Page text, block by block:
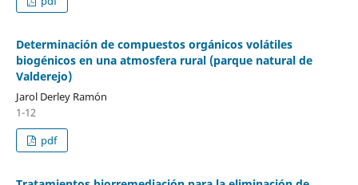
Determinación de compuestos orgánicos volátiles
biogénicos en una atmosfera rural (parque natural de
Valderejo)
Jarol Derley Ramón
1-12
pdf